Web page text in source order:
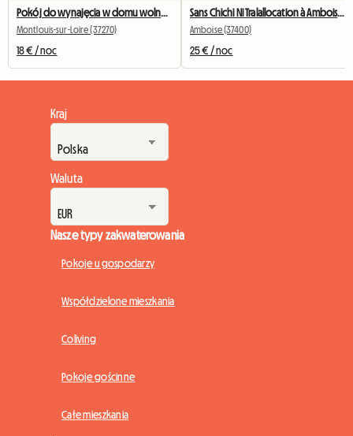
Pokój do wynajęcia w domu wolnostojącym z miejscem parkingowym
Montlouis-sur-Loire (37270)
18 € / noc
Sans Chichi Ni Tralallocation à Amboise Pour Visite Ou Resid
Amboise (37400)
25 € / noc
Kraj
Waluta
Nasze typy zakwaterowania
Pokoje u gospodarzy
Współdzielone mieszkania
Coliving
Pokoje gościnne
Całe mieszkania